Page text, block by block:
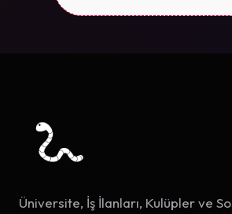
Üniversite, İş İlanları, Kulüpler ve